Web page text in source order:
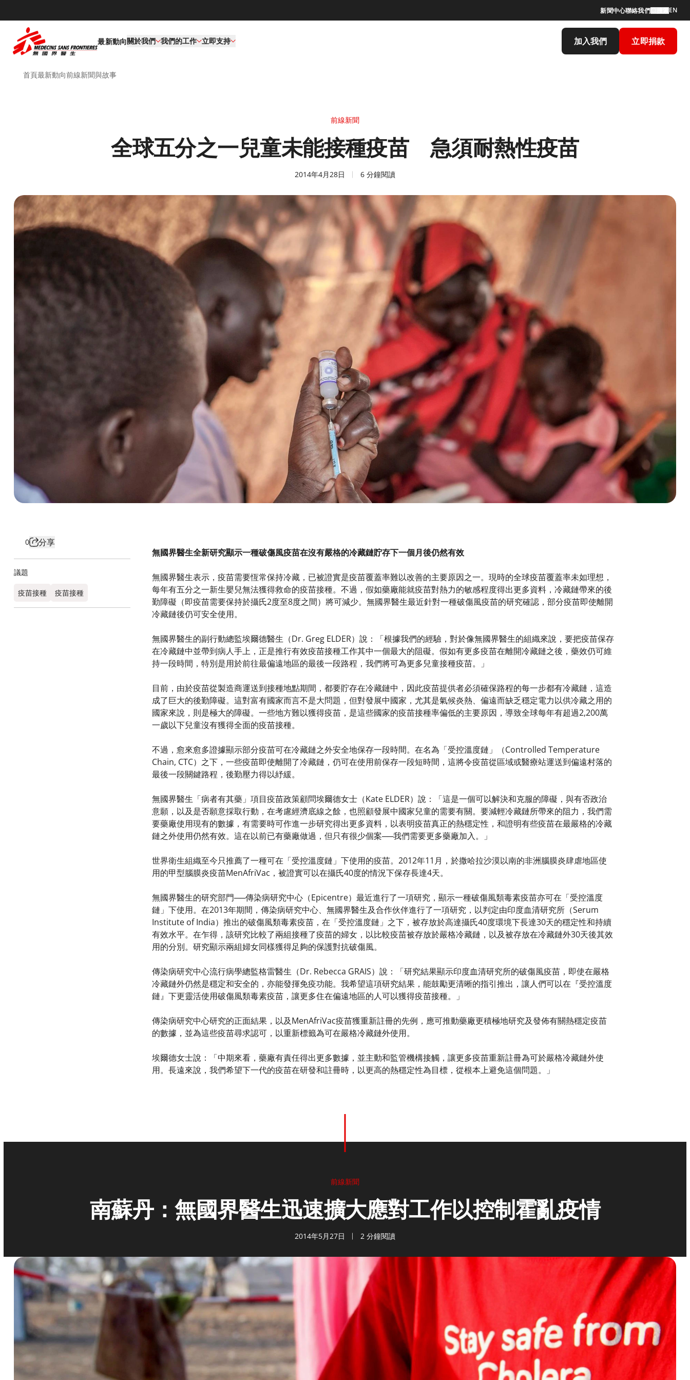
新聞中心聯絡我們 EN
最新動向關於我們 我們的工作​ 立即支持 加入我們 立即捐款
首頁最新動向前線新聞與故事
前線新聞
全球五分之一兒童未能接種疫苗 急須耐熱性疫苗
2014年4月28日 6 分鐘閱讀
0 分享
議題
疫苗接種 疫苗接種
無國界醫生全新研究顯示一種破傷風疫苗在沒有嚴格的冷藏鏈貯存下一個月後仍然有效
無國界醫生表示，疫苗需要恆常保持冷藏，已被證實是疫苗覆蓋率難以改善的主要原因之一。現時的全球疫苗覆蓋率未如理想，
每年有五分之一新生嬰兒無法獲得救命的疫苗接種。不過，假如藥廠能就疫苗對熱力的敏感程度得出更多資料，冷藏鏈帶來的後
勤障礙（即疫苗需要保持於攝氏2度至8度之間）將可減少。無國界醫生最近針對一種破傷風疫苗的研究確認，部分疫苗即使離開
冷藏鏈後仍可安全使用。
無國界醫生的副行動總監埃爾德醫生（Dr. Greg ELDER）說：「根據我們的經驗，對於像無國界醫生的組織來說，要把疫苗保存
在冷藏鏈中並帶到病人手上，正是推行有效疫苗接種工作其中一個最大的阻礙。假如有更多疫苗在離開冷藏鏈之後，藥效仍可維
持一段時間，特別是用於前往最偏遠地區的最後一段路程，我們將可為更多兒童接種疫苗。」
目前，由於疫苗從製造商運送到接種地點期間，都要貯存在冷藏鏈中，因此疫苗提供者必須確保路程的每一步都有冷藏鏈，這造
成了巨大的後勤障礙。這對富有國家而言不是大問題，但對發展中國家，尤其是氣候炎熱、偏遠而缺乏穩定電力以供冷藏之用的
國家來說，則是極大的障礙。一些地方難以獲得疫苗，是這些國家的疫苗接種率偏低的主要原因，導致全球每年有超過2,200萬
一歲以下兒童沒有獲得全面的疫苗接種。
不過，愈來愈多證據顯示部分疫苗可在冷藏鏈之外安全地保存一段時間。在名為「受控溫度鏈」（Controlled Temperature
Chain, CTC）之下，一些疫苗即使離開了冷藏鏈，仍可在使用前保存一段短時間，這將令疫苗從區域或醫療站運送到偏遠村落的
最後一段關鍵路程，後勤壓力得以紓緩。
無國界醫生「病者有其藥」項目疫苗政策顧問埃爾德女士（Kate ELDER）說：「這是一個可以解決和克服的障礙，與有否政治
意願，以及是否願意採取行動，在考慮經濟底線之餘，也照顧發展中國家兒童的需要有關。要減輕冷藏鏈所帶來的阻力，我們需
要藥廠使用現有的數據，有需要時可作進一步研究得出更多資料，以表明疫苗真正的熱穩定性，和證明有些疫苗在最嚴格的冷藏
鏈之外使用仍然有效。這在以前已有藥廠做過，但只有很少個案──我們需要更多藥廠加入。」
世界衛生組織至今只推薦了一種可在「受控溫度鏈」下使用的疫苗。2012年11月，於撒哈拉沙漠以南的非洲腦膜炎肆虐地區使
用的甲型腦膜炎疫苗MenAfriVac，被證實可以在攝氏40度的情況下保存長達4天。
無國界醫生的研究部門──傳染病研究中心（Epicentre）最近進行了一項研究，顯示一種破傷風類毒素疫苗亦可在「受控溫度
鏈」下使用。在2013年期間，傳染病研究中心、無國界醫生及合作伙伴進行了一項研究，以判定由印度血清研究所（Serum
Institute of India）推出的破傷風類毒素疫苗，在「受控溫度鏈」之下，被存放於高達攝氏40度環境下長達30天的穩定性和持續
有效水平。在乍得，該研究比較了兩組接種了疫苗的婦女，以比較疫苗被存放於嚴格冷藏鏈，以及被存放在冷藏鏈外30天後其效
用的分別。研究顯示兩組婦女同樣獲得足夠的保護對抗破傷風。
傳染病研究中心流行病學總監格雷醫生（Dr. Rebecca GRAIS）說：「研究結果顯示印度血清研究所的破傷風疫苗，即使在嚴格
冷藏鏈外仍然是穩定和安全的，亦能發揮免疫功能。我希望這項研究結果，能鼓勵更清晰的指引推出，讓人們可以在『受控溫度
鏈』下更靈活使用破傷風類毒素疫苗，讓更多住在偏遠地區的人可以獲得疫苗接種。」
傳染病研究中心研究的正面結果，以及MenAfriVac疫苗獲重新註冊的先例，應可推動藥廠更積極地研究及發佈有關熱穩定疫苗
的數據，並為這些疫苗尋求認可，以重新標籤為可在嚴格冷藏鏈外使用。
埃爾德女士說：「中期來看，藥廠有責任得出更多數據，並主動和監管機構接觸，讓更多疫苗重新註冊為可於嚴格冷藏鏈外使
用。長遠來說，我們希望下一代的疫苗在研發和註冊時，以更高的熱穩定性為目標，從根本上避免這個問題。」
前線新聞
南蘇丹：無國界醫生迅速擴大應對工作以控制霍亂疫情
2014年5月27日 2 分鐘閱讀